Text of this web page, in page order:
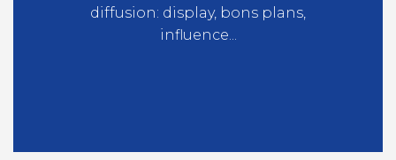
diffusion: display, bons plans,
influence...